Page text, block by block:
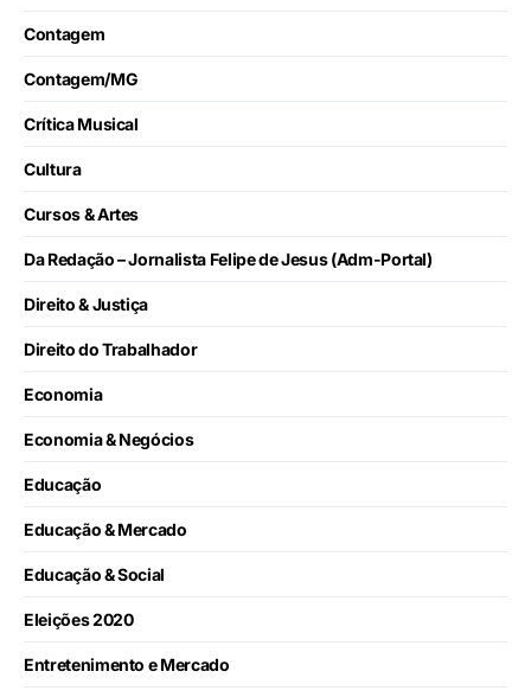
Contagem
Contagem/MG
Crítica Musical
Cultura
Cursos & Artes
Da Redação – Jornalista Felipe de Jesus (Adm-Portal)
Direito & Justiça
Direito do Trabalhador
Economia
Economia & Negócios
Educação
Educação & Mercado
Educação & Social
Eleições 2020
Entretenimento e Mercado